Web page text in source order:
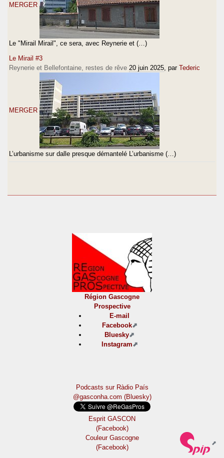
MERGER
Le "Mirail Mirail", ce sera, avec Reynerie et (…)
Le Mirail #3
Reynerie et Bellefontaine, restes de rêve 20 juin 2025 , par Tederic
MERGER
L’urbanisme sur dalle presque démantelé L’urbanisme (…)
Région Gascogne
Prospective
E-mail
Facebook
Bluesky
Instagram
Podcasts sur Ràdio País
@gasconha.com (Bluesky)
Esprit GASCON
(Facebook)
Couleur Gascogne
(Facebook)